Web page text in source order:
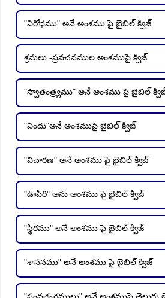
"విరోధము" అనే అంశము పై బైబిల్ క్విజ్
శ్రమలు -ప్రవచనముల అంశముపై క్విజ్
"స్వాతంత్ర్యము" అనే అంశము పై బైబిల్
"విందు"అనే అంశముపై బైబిల్ క్విజ్
"విచారణ" అనే అంశము పై బైబిల్ క్విజ్
"ఊపిరి" అను అంశము పై బైబిల్ క్విజ్
"స్థిరము" అనే అంశము పై బైబిల్ క్విజ్
"శాసనము" అనే అంశము పై బైబిల్ క్విజ్